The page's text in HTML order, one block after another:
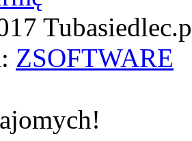
ZSOFTWARE